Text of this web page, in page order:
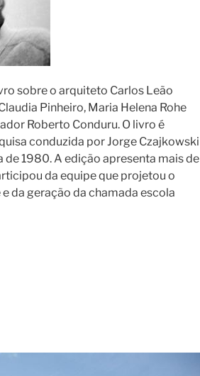
sobre o arquiteto Carlos Leão
Pinheiro, Maria Helena Rohe
Roberto Conduru. O livro é
conduzida por Jorge Czajkowski
de 1980. A edição apresenta mais de
da equipe que projetou o
da geração da chamada escola